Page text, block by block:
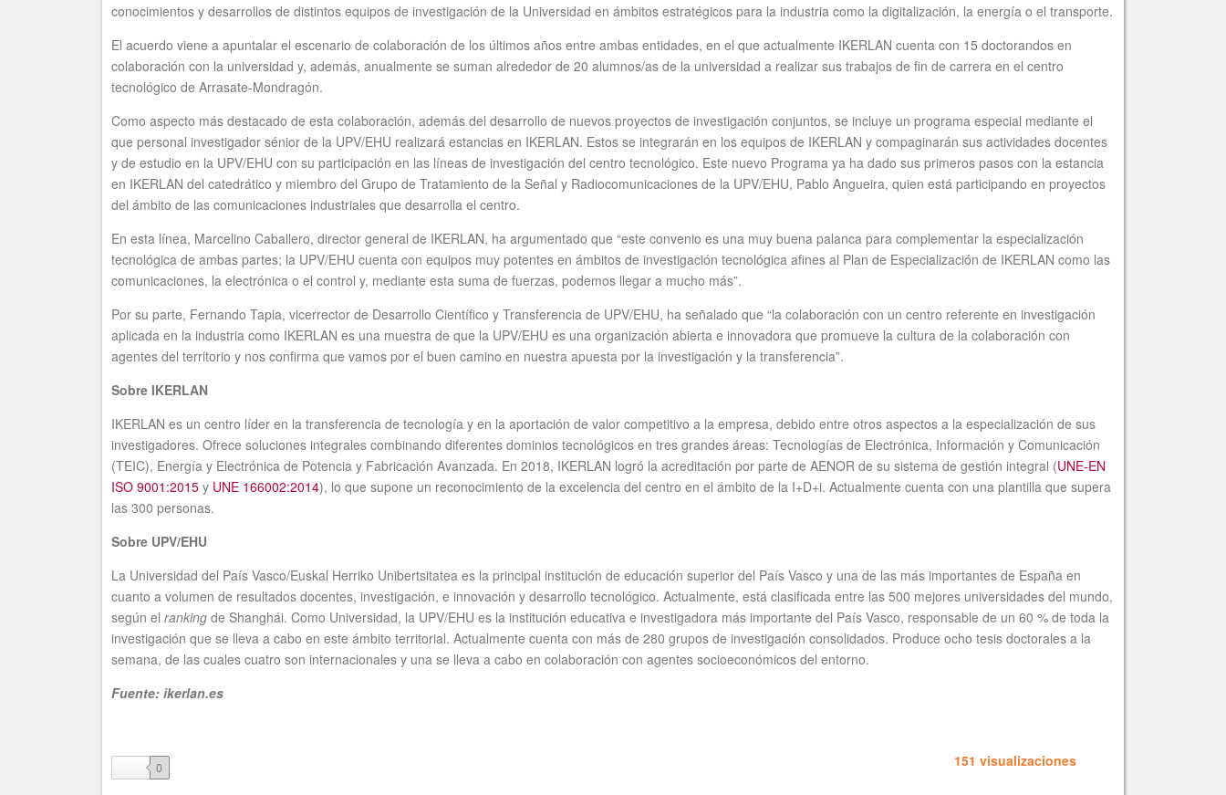
conocimientos y desarrollos de distintos equipos de investigación de la Universidad en ámbitos estratégicos para la industria como la digitalización, la energía o el transporte.
El acuerdo viene a apuntalar el escenario de colaboración de los últimos años entre ambas entidades, en el que actualmente IKERLAN cuenta con 15 doctorandos en
colaboración con la universidad y, además, anualmente se suman alrededor de 20 alumnos/as de la universidad a realizar sus trabajos de fin de carrera en el centro
tecnológico de Arrasate-Mondragón.
Como aspecto más destacado de esta colaboración, además del desarrollo de nuevos proyectos de investigación conjuntos, se incluye un programa especial mediante el
que personal investigador sénior de la UPV/EHU realizará estancias en IKERLAN. Estos se integrarán en los equipos de IKERLAN y compaginarán sus actividades docentes
y de estudio en la UPV/EHU con su participación en las líneas de investigación del centro tecnológico. Este nuevo Programa ya ha dado sus primeros pasos con la estancia
en IKERLAN del catedrático y miembro del Grupo de Tratamiento de la Señal y Radiocomunicaciones de la UPV/EHU, Pablo Angueira, quien está participando en proyectos
del ámbito de las comunicaciones industriales que desarrolla el centro.
En esta línea, Marcelino Caballero, director general de IKERLAN, ha argumentado que “este convenio es una muy buena palanca para complementar la especialización
tecnológica de ambas partes; la UPV/EHU cuenta con equipos muy potentes en ámbitos de investigación tecnológica afines al Plan de Especialización de IKERLAN como las
comunicaciones, la electrónica o el control y, mediante esta suma de fuerzas, podemos llegar a mucho más”.
Por su parte, Fernando Tapia, vicerrector de Desarrollo Científico y Transferencia de UPV/EHU, ha señalado que “la colaboración con un centro referente en investigación
aplicada en la industria como IKERLAN es una muestra de que la UPV/EHU es una organización abierta e innovadora que promueve la cultura de la colaboración con
agentes del territorio y nos confirma que vamos por el buen camino en nuestra apuesta por la investigación y la transferencia”.
Sobre IKERLAN
IKERLAN es un centro líder en la transferencia de tecnología y en la aportación de valor competitivo a la empresa, debido entre otros aspectos a la especialización de sus
investigadores. Ofrece soluciones integrales combinando diferentes dominios tecnológicos en tres grandes áreas: Tecnologías de Electrónica, Información y Comunicación
(TEIC), Energía y Electrónica de Potencia y Fabricación Avanzada. En 2018, IKERLAN logró la acreditación por parte de AENOR de su sistema de gestión integral (UNE-EN
ISO 9001:2015 y UNE 166002:2014), lo que supone un reconocimiento de la excelencia del centro en el ámbito de la I+D+i. Actualmente cuenta con una plantilla que supera
las 300 personas.
Sobre UPV/EHU
La Universidad del País Vasco/Euskal Herriko Unibertsitatea es la principal institución de educación superior del País Vasco y una de las más importantes de España en
cuanto a volumen de resultados docentes, investigación, e innovación y desarrollo tecnológico. Actualmente, está clasificada entre las 500 mejores universidades del mundo,
según el ranking de Shanghái. Como Universidad, la UPV/EHU es la institución educativa e investigadora más importante del País Vasco, responsable de un 60 % de toda la
investigación que se lleva a cabo en este ámbito territorial. Actualmente cuenta con más de 280 grupos de investigación consolidados. Produce ocho tesis doctorales a la
semana, de las cuales cuatro son internacionales y una se lleva a cabo en colaboración con agentes socioeconómicos del entorno.
Fuente: ikerlan.es
like0 151 visualizaciones